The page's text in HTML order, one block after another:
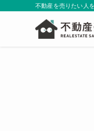
不動産を売りたい人